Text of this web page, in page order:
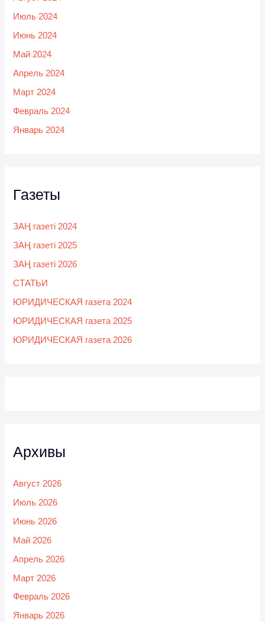
Июль 2024
Июнь 2024
Май 2024
Апрель 2024
Март 2024
Февраль 2024
Январь 2024
Газеты
ЗАҢ газеті 2024
ЗАҢ газеті 2025
ЗАҢ газеті 2026
СТАТЬИ
ЮРИДИЧЕСКАЯ газета 2024
ЮРИДИЧЕСКАЯ газета 2025
ЮРИДИЧЕСКАЯ газета 2026
Архивы
Август 2026
Июль 2026
Июнь 2026
Май 2026
Апрель 2026
Март 2026
Февраль 2026
Январь 2026